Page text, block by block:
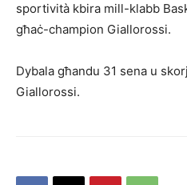
sportività kbira mill-klabb
għaċ-champion Giallorossi.
Dybala għandu 31 sena u
Giallorossi.